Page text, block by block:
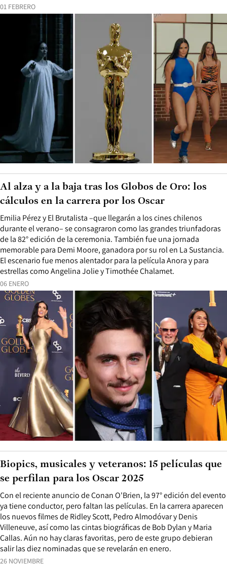
01 FEBRERO
06 ENERO
Emilia Pérez y El Brutalista –que llegarán a los cines chilenos
durante el verano– se consagraron como las grandes triunfadoras
de la 82° edición de la ceremonia. También fue una jornada
memorable para Demi Moore, ganadora por su rol en La Sustancia.
El escenario fue menos alentador para la película Anora y para
estrellas como Angelina Jolie y Timothée Chalamet.
Al alza y a la baja tras los Globos de Oro: los
cálculos en la carrera por los Oscar
26 NOVIEMBRE
Con el reciente anuncio de Conan O'Brien, la 97° edición del evento
ya tiene conductor, pero faltan las películas. En la carrera aparecen
los nuevos filmes de Ridley Scott, Pedro Almodóvar y Denis
Villeneuve, así como las cintas biográficas de Bob Dylan y Maria
Callas. Aún no hay claras favoritas, pero de este grupo debieran
salir las diez nominadas que se revelarán en enero.
Biopics, musicales y veteranos: 15 películas que
se perfilan para los Oscar 2025